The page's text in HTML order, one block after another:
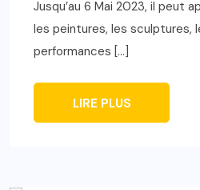
Jusqu’au 6 Mai 2023, il peut
les peintures, les sculptures,
performances […]
LIRE PLUS